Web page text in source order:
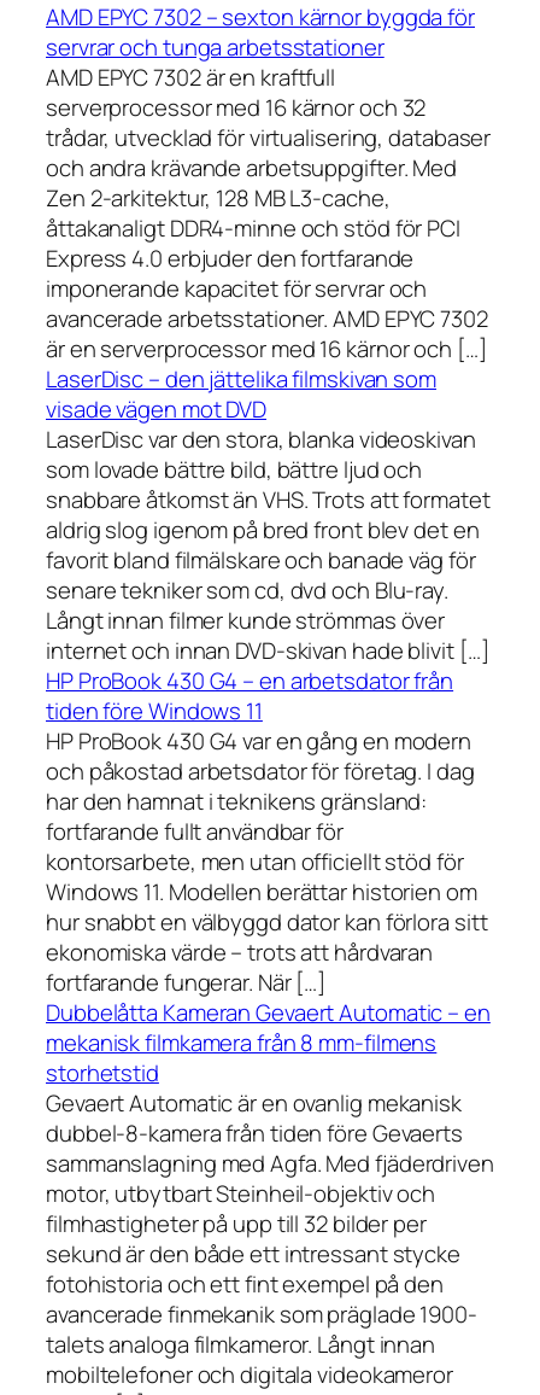
AMD EPYC 7302 – sexton kärnor byggda för
servrar och tunga arbetsstationer
AMD EPYC 7302 är en kraftfull
serverprocessor med 16 kärnor och 32
trådar, utvecklad för virtualisering, databaser
och andra krävande arbetsuppgifter. Med
Zen 2-arkitektur, 128 MB L3-cache,
åttakanaligt DDR4-minne och stöd för PCI
Express 4.0 erbjuder den fortfarande
imponerande kapacitet för servrar och
avancerade arbetsstationer. AMD EPYC 7302
är en serverprocessor med 16 kärnor och […]
LaserDisc – den jättelika filmskivan som
visade vägen mot DVD
LaserDisc var den stora, blanka videoskivan
som lovade bättre bild, bättre ljud och
snabbare åtkomst än VHS. Trots att formatet
aldrig slog igenom på bred front blev det en
favorit bland filmälskare och banade väg för
senare tekniker som cd, dvd och Blu-ray.
Långt innan filmer kunde strömmas över
internet och innan DVD-skivan hade blivit […]
HP ProBook 430 G4 – en arbetsdator från
tiden före Windows 11
HP ProBook 430 G4 var en gång en modern
och påkostad arbetsdator för företag. I dag
har den hamnat i teknikens gränsland:
fortfarande fullt användbar för
kontorsarbete, men utan officiellt stöd för
Windows 11. Modellen berättar historien om
hur snabbt en välbyggd dator kan förlora sitt
ekonomiska värde – trots att hårdvaran
fortfarande fungerar. När […]
Dubbelåtta Kameran Gevaert Automatic – en
mekanisk filmkamera från 8 mm-filmens
storhetstid
Gevaert Automatic är en ovanlig mekanisk
dubbel-8-kamera från tiden före Gevaerts
sammanslagning med Agfa. Med fjäderdriven
motor, utbytbart Steinheil-objektiv och
filmhastigheter på upp till 32 bilder per
sekund är den både ett intressant stycke
fotohistoria och ett fint exempel på den
avancerade finmekanik som präglade 1900-
talets analoga filmkameror. Långt innan
mobiltelefoner och digitala videokameror